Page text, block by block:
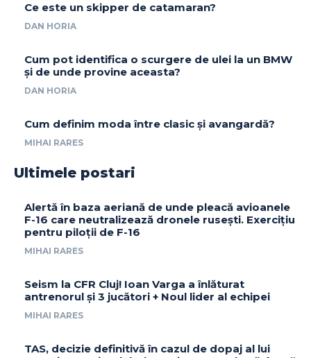
Ce este un skipper de catamaran?
DAN HORIA
Cum pot identifica o scurgere de ulei la un BMW
și de unde provine aceasta?
DAN HORIA
Cum definim moda între clasic și avangardă?
MIHAI RARES
Ultimele postari
Alertă în baza aeriană de unde pleacă avioanele
F-16 care neutralizează dronele rusești. Exercițiu
pentru piloții de F-16
MIHAI RARES
Seism la CFR Cluj! Ioan Varga a înlăturat
antrenorul și 3 jucători + Noul lider al echipei
MIHAI RARES
TAS, decizie definitivă în cazul de dopaj al lui